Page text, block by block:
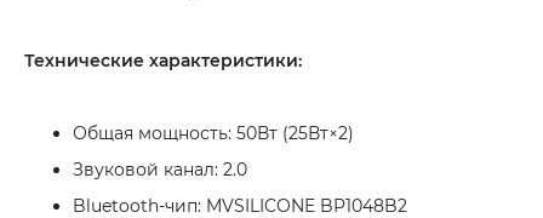
Технические характеристики:
Общая мощность: 50Вт (25Вт×2)
Звуковой канал: 2.0
Bluetooth-чип: MVSILICONE BP1048B2